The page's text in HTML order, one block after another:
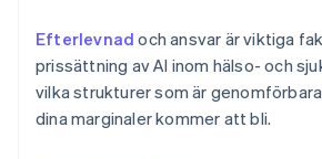
Efterlevnad och ansvar är viktiga
prissättning av AI inom hälso- och
vilka strukturer som är
dina marginaler kommer att bli.